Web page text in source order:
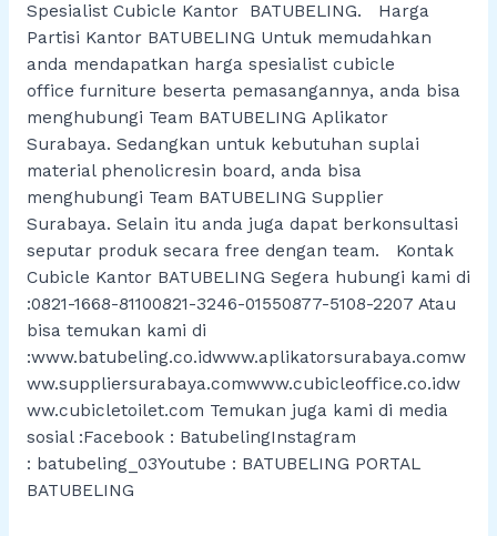
Spesialist Cubicle Kantor BATUBELING. Harga
Partisi Kantor BATUBELING Untuk memudahkan
anda mendapatkan harga spesialist cubicle
office furniture beserta pemasangannya, anda bisa
menghubungi Team BATUBELING Aplikator
Surabaya. Sedangkan untuk kebutuhan suplai
material phenolicresin board, anda bisa
menghubungi Team BATUBELING Supplier
Surabaya. Selain itu anda juga dapat berkonsultasi
seputar produk secara free dengan team. Kontak
Cubicle Kantor BATUBELING Segera hubungi kami di
:0821-1668-81100821-3246-01550877-5108-2207 Atau
bisa temukan kami di
:www.batubeling.co.idwww.aplikatorsurabaya.comw
ww.suppliersurabaya.comwww.cubicleoffice.co.idw
ww.cubicletoilet.com Temukan juga kami di media
sosial :Facebook : BatubelingInstagram
: batubeling_03Youtube : BATUBELING PORTAL
BATUBELING